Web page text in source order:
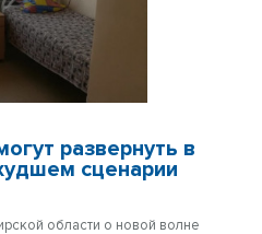
развернуть в
сценарии
области о новой волне